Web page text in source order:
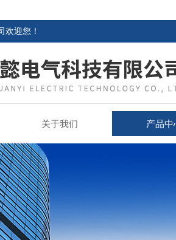
欢迎您！
关于我们 产品中